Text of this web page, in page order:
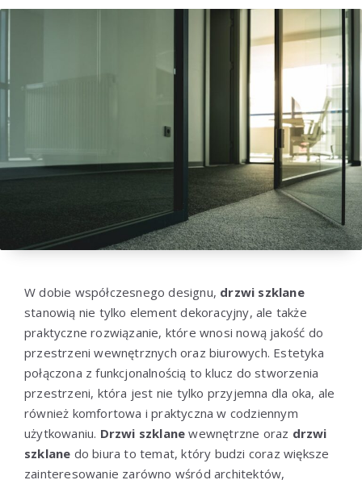
W dobie współczesnego designu, drzwi szklane
stanowią nie tylko element dekoracyjny, ale także
praktyczne rozwiązanie, które wnosi nową jakość do
przestrzeni wewnętrznych oraz biurowych. Estetyka
połączona z funkcjonalnością to klucz do stworzenia
przestrzeni, która jest nie tylko przyjemna dla oka, ale
również komfortowa i praktyczna w codziennym
użytkowaniu. Drzwi szklane wewnętrzne oraz drzwi
szklane do biura to temat, który budzi coraz większe
zainteresowanie zarówno wśród architektów,